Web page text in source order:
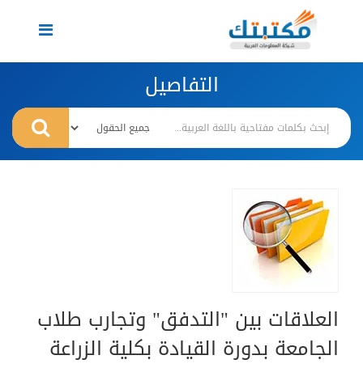
Toggle
navigation
التفاصيل
العلاقات بين "التدفق" وتجارب طلاب
الجامعة بدورة القيادة بكلية الزراعة